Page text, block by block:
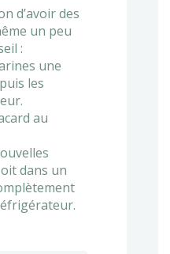
d’avoir des
un peu
:
une
les
au
dans un